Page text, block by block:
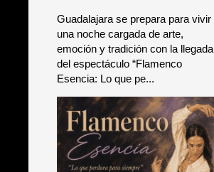
Guadalajara se prepara para vivir
una noche cargada de arte,
emoción y tradición con la llegada
del espectáculo “Flamenco
Esencia: Lo que pe...